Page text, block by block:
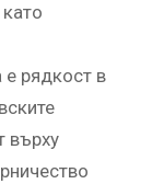
рядкост в
върху